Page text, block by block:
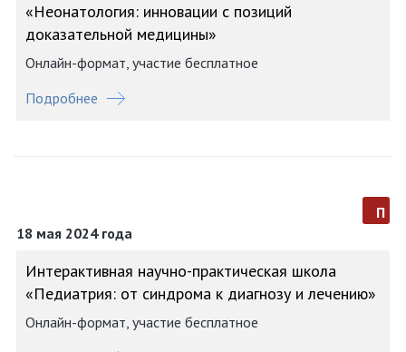
«Неонатология: инновации с позиций
доказательной медицины»
Онлайн-формат, участие бесплатное
Подробнее
18 мая 2024 года
п
Интерактивная научно-практическая школа
«Педиатрия: от синдрома к диагнозу и лечению»
Онлайн-формат, участие бесплатное